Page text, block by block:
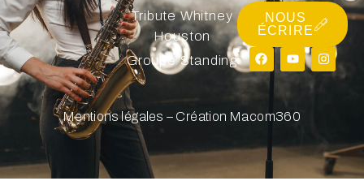
Tribute Whitney
Houston
Groupe Standing
NOUS
ÉCRIRE
Mentions légales – Création Macom360